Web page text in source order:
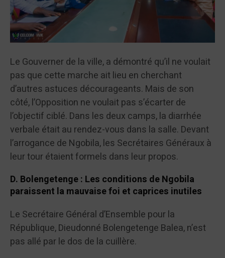
Le Gouverner de la ville, a démontré qu’il ne voulait
pas que cette marche ait lieu en cherchant
d’autres astuces décourageants. Mais de son
côté, l’Opposition ne voulait pas s’écarter de
l’objectif ciblé. Dans les deux camps, la diarrhée
verbale était au rendez-vous dans la salle. Devant
l’arrogance de Ngobila, les Secrétaires Généraux à
leur tour étaient formels dans leur propos.
D. Bolengetenge : Les conditions de Ngobila
paraissent la mauvaise foi et caprices inutiles
Le Secrétaire Général d’Ensemble pour la
République, Dieudonné Bolengetenge Balea, n’est
pas allé par le dos de la cuillère.